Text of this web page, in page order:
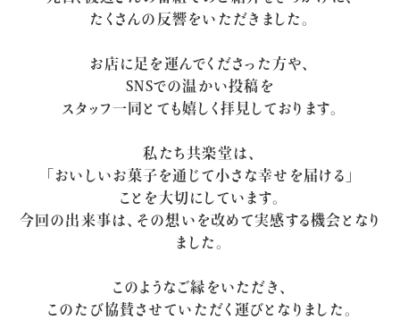
たくさんの反響をいただきました。
お店に足を運んでくださった方や、
SNSでの温かい投稿を
スタッフ一同とても嬉しく拝見しております。
私たち共楽堂は、
「おいしいお菓子を通じて小さな幸せを届ける」
ことを大切にしています。
今回の出来事は、その想いを改めて実感する機会となり
ました。
このようなご縁をいただき、
このたび協賛させていただく運びとなりました。